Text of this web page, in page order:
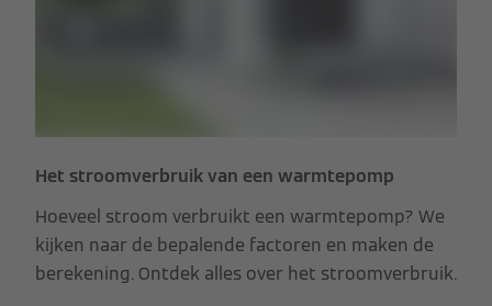
Het stroomverbruik van een warmtepomp
Hoeveel stroom verbruikt een warmtepomp? We
kijken naar de bepalende factoren en maken de
berekening. Ontdek alles over het stroomverbruik.